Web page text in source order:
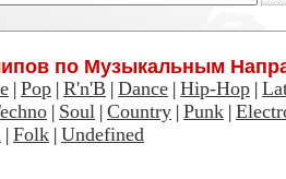
по Музыкальным
| Pop | R'n'B | Dance | Hip-Hop |
| Soul | Country | Punk |
| Folk | Undefined